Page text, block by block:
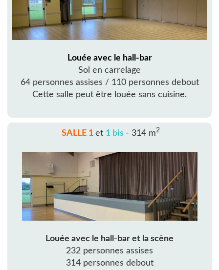
Louée avec le hall-bar
Sol en carrelage
64 personnes assises / 110 personnes debout
Cette salle peut être louée sans cuisine.
SALLE 1 et 1 bis - 314 m2
Louée avec le hall-bar et la scène
232 personnes assises
314 personnes debout